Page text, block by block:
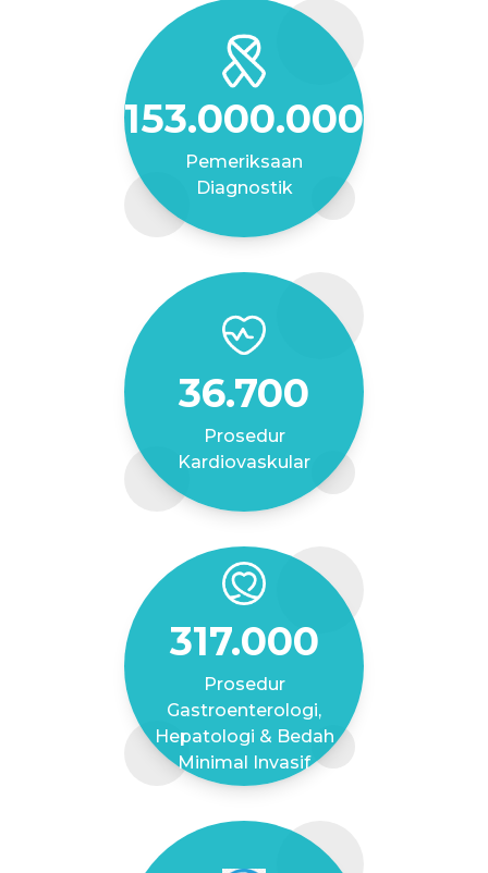
153.000.000
Pemeriksaan
Diagnostik
36.700
Prosedur
Kardiovaskular
317.000
Prosedur
Gastroenterologi,
Hepatologi & Bedah
Minimal Invasif